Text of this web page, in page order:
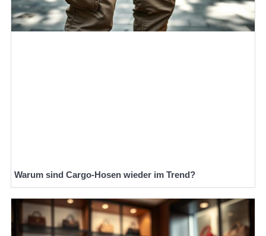
Warum sind Cargo-Hosen wieder im Trend?